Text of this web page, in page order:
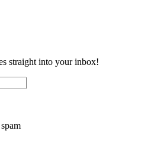
straight into your inbox!